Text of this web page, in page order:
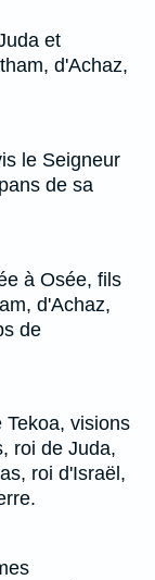
et
d'Achaz,
le Seigneur
de sa
à Osée, fils
d'Achaz,
de
Tekoa, visions
roi de Juda,
roi d'Israël,